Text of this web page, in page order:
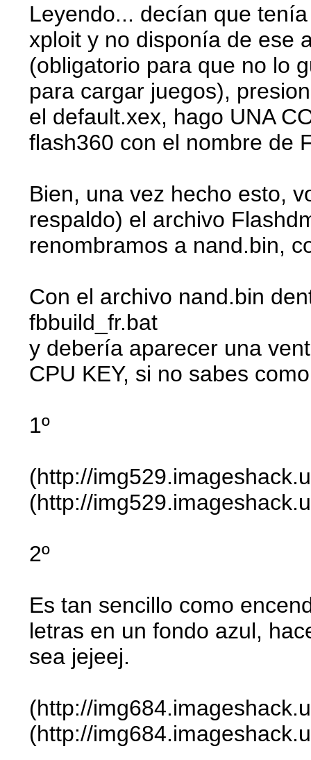
Leyendo... decían que
xploit y no disponía de ese
(obligatorio para que no lo
para cargar juegos),
el default.xex, hago UNA
flash360 con el nombre de
Bien, una vez hecho esto,
respaldo) el archivo
renombramos a nand.bin,
Con el archivo nand.bin
fbbuild_fr.bat
y debería aparecer una
CPU KEY, si no sabes
1º
(http://
(http://
2º
Es tan sencillo como
letras en un fondo azul,
sea jejeej.
(http://
(http://